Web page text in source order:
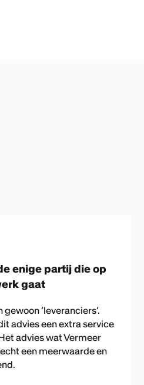
enige partij die op
gaat
‘leveranciers’.
advies een extra service
advies wat Vermeer
een meerwaarde en